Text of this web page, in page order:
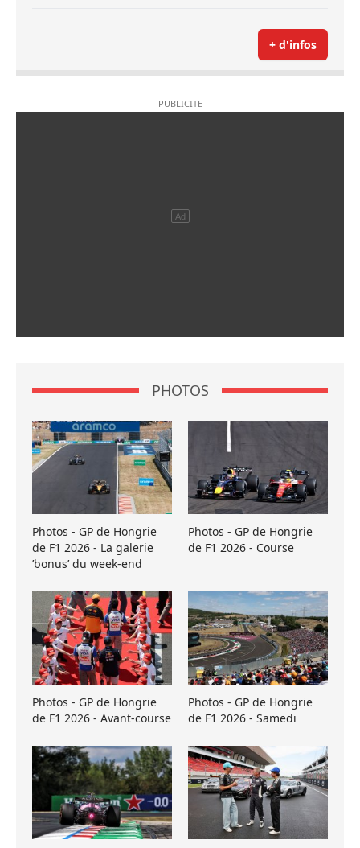
+ d'infos
PHOTOS
Photos - GP de Hongrie
de F1 2026 - La galerie
’bonus’ du week-end
Photos - GP de Hongrie
de F1 2026 - Course
Photos - GP de Hongrie
de F1 2026 - Avant-course
Photos - GP de Hongrie
de F1 2026 - Samedi